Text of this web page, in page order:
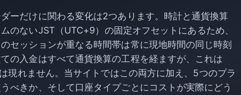
ーだけに関わる変化は2つあります。時計と通貨換算
のないJST（UTC+9）の固定オフセットにあるため、
セッションが重なる時間帯は常に現地時間の同じ時刻
の入金はすべて通貨換算の工程を経ますが、これは
現れません。当サイトではこの両方に加え、5つのプラ
べきか、そして口座タイプごとにコストが実際にどう